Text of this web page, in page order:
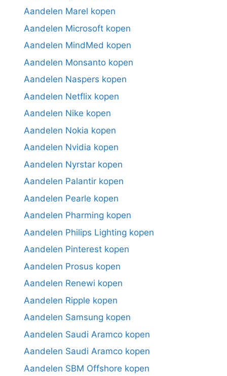
Aandelen Marel kopen
Aandelen Microsoft kopen
Aandelen MindMed kopen
Aandelen Monsanto kopen
Aandelen Naspers kopen
Aandelen Netflix kopen
Aandelen Nike kopen
Aandelen Nokia kopen
Aandelen Nvidia kopen
Aandelen Nyrstar kopen
Aandelen Palantir kopen
Aandelen Pearle kopen
Aandelen Pharming kopen
Aandelen Philips Lighting kopen
Aandelen Pinterest kopen
Aandelen Prosus kopen
Aandelen Renewi kopen
Aandelen Ripple kopen
Aandelen Samsung kopen
Aandelen Saudi Aramco kopen
Aandelen Saudi Aramco kopen
Aandelen SBM Offshore kopen